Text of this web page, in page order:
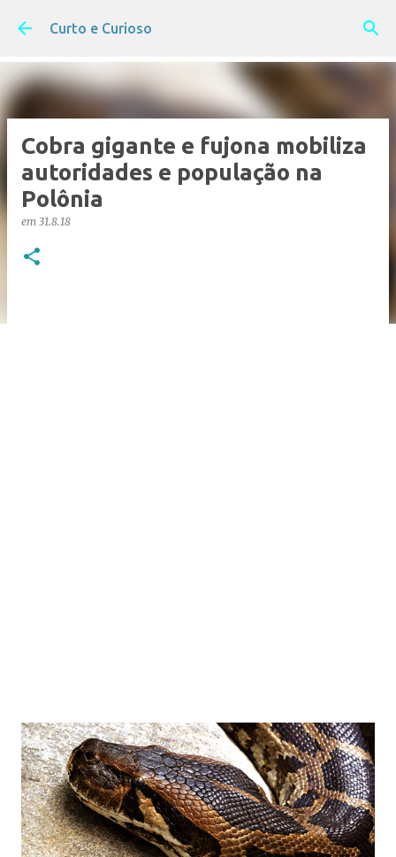
Pular para o conteúdo principal
Curto e Curioso
Cobra gigante e fujona mobiliza
autoridades e população na
Polônia
em 31.8.18